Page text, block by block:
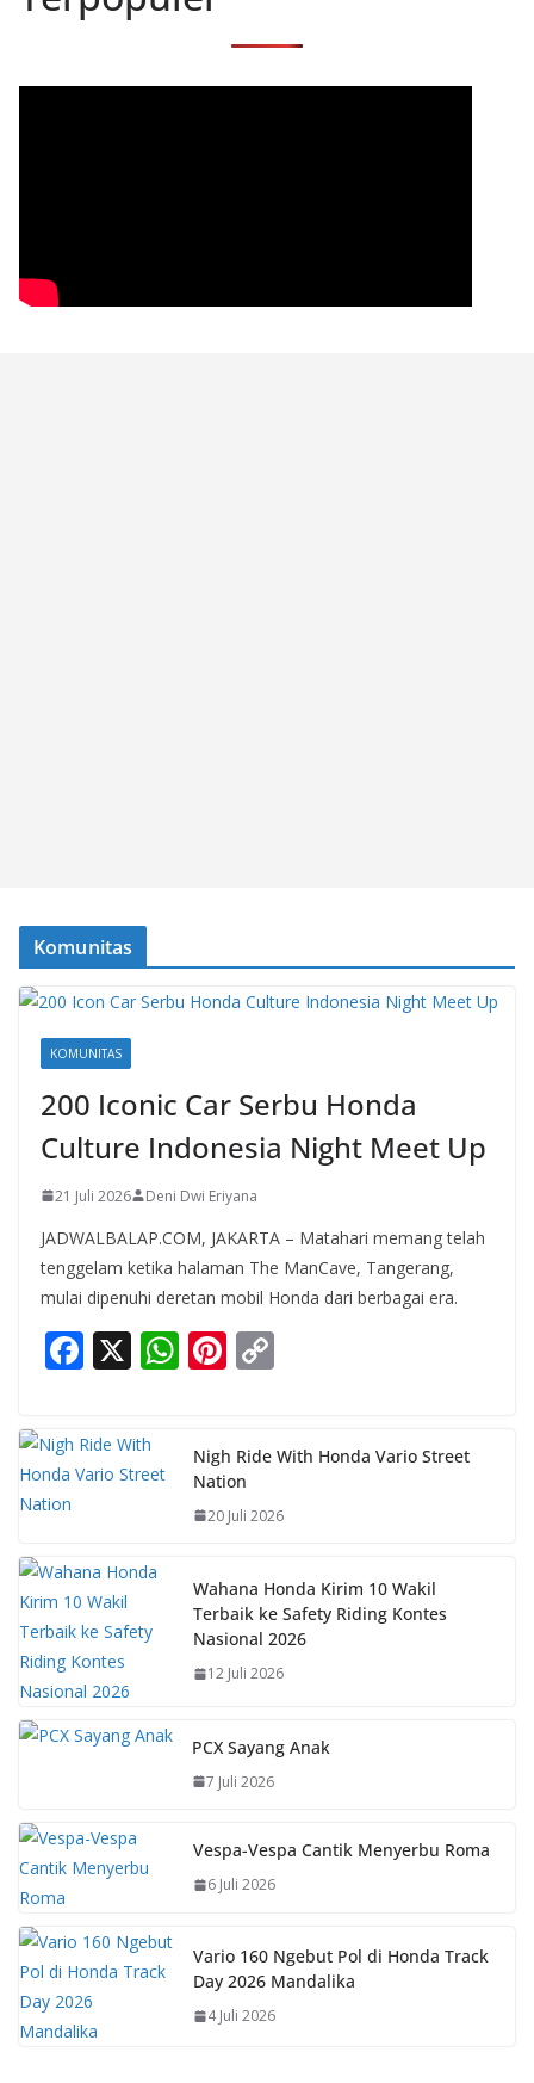
Komunitas
KOMUNITAS
200 Iconic Car Serbu Honda
Culture Indonesia Night Meet Up
21 Juli 2026 Deni Dwi Eriyana
JADWALBALAP.COM, JAKARTA – Matahari memang telah
tenggelam ketika halaman The ManCave, Tangerang,
mulai dipenuhi deretan mobil Honda dari berbagai era.
F
e
b
k
X W
s
A
p
Pi
e
st
y
Li
k
Nigh Ride With Honda Vario Street
Nation
20 Juli 2026
Wahana Honda Kirim 10 Wakil
Terbaik ke Safety Riding Kontes
Nasional 2026
12 Juli 2026
PCX Sayang Anak
7 Juli 2026
Vespa-Vespa Cantik Menyerbu Roma
6 Juli 2026
Vario 160 Ngebut Pol di Honda Track
Day 2026 Mandalika
4 Juli 2026